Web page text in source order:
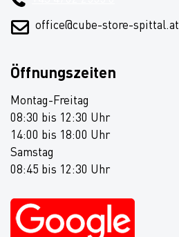
office@cube-store-spittal.at
Öffnungszeiten
Montag-Freitag
08:30 bis 12:30 Uhr
14:00 bis 18:00 Uhr
Samstag
08:45 bis 12:30 Uhr